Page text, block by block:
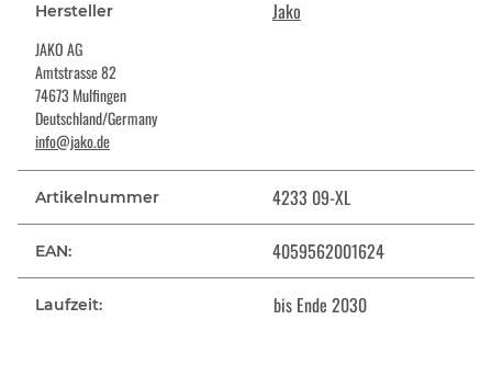
Hersteller Jako
JAKO AG
Amtstrasse 82
74673 Mulfingen
Deutschland/Germany
info@jako.de
Artikelnummer 4233 09-XL
EAN: 4059562001624
Laufzeit: bis Ende 2030